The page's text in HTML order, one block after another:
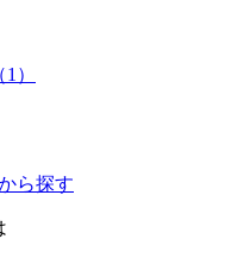
）
ら探す